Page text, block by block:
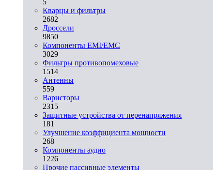
Кварцы и фильтры
2682
Дроссели
9850
Компоненты EMI/EMC
3029
Фильтры противопомеховые
1514
Антенны
559
Варисторы
2315
Защитные устройства от перенапряжения
181
Улучшение коэффициента мощности
268
Компоненты аудио
1226
Прочие пассивные элементы